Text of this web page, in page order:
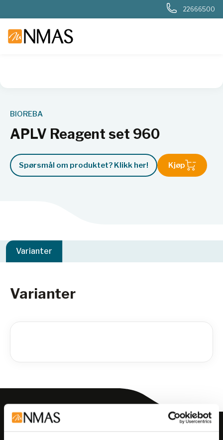
22666500
BIOREBA
APLV Reagent set 960
Spørsmål om produktet? Klikk her! Kjøp
Varianter
Varianter